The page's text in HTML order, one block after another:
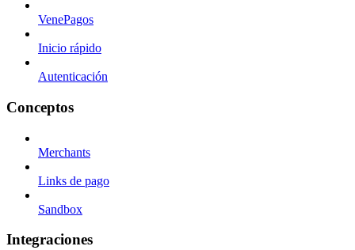
VenePagos
Inicio rápido
Autenticación
Conceptos
Merchants
Links de pago
Sandbox
Integraciones